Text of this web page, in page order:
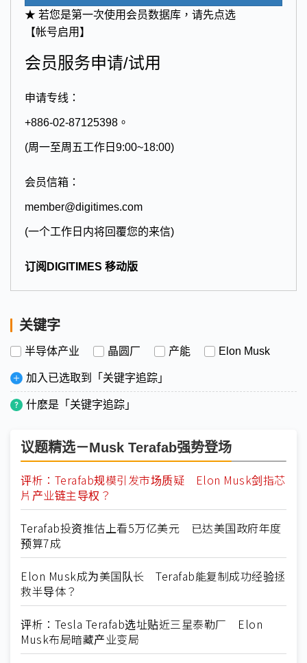
★ 若您是第一次使用会员数据库，请先点选
【帐号启用】
会员服务申请/试用
申请专线：
+886-02-87125398。
(周一至周五工作日9:00~18:00)
会员信箱：
member@digitimes.com
(一个工作日内将回覆您的来信)
订阅DIGITIMES 移动版
关键字
半导体产业 晶圆厂 产能 Elon Musk
加入已选取到「关键字追踪」
什麽是「关键字追踪」
议题精选－Musk Terafab强势登场
评析：Terafab规模引发市场质疑 Elon Musk剑指芯
片产业链主导权？
Terafab投资推估上看5万亿美元 已达美国政府年度
预算7成
Elon Musk成为美国队长 Terafab能复制成功经验拯
救半导体？
评析：Tesla Terafab选址贴近三星泰勒厂 Elon
Musk布局暗藏产业变局